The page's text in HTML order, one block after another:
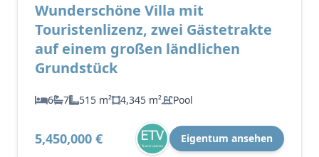
Wunderschöne Villa mit
Touristenlizenz, zwei Gästetrakte
auf einem großen ländlichen
Grundstück
6 7 515 m² 4,345 m² Pool
5,450,000 € Eigentum ansehen